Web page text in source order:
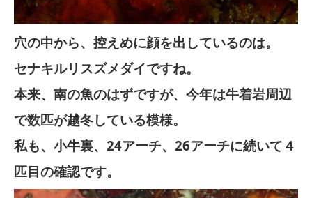
穴の中から、控えめに顔を出しているのは。
セナキルリスズメダイですね。
本来、南の魚のはずですが、今年は牛着岩周辺
で数匹が越冬している模様。
私も、小牛裏、24アーチ、26アーチに続いて４
匹目の確認です。